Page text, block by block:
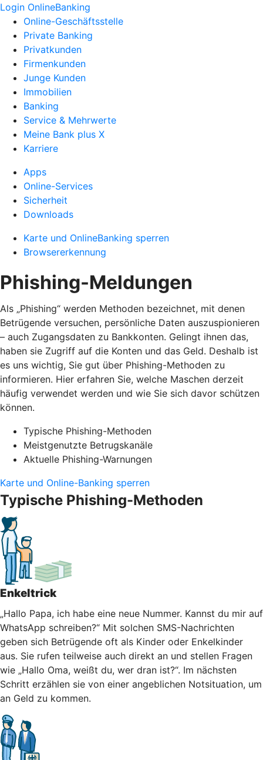
Login OnlineBanking
Online-Geschäftsstelle
Private Banking
Privatkunden
Firmenkunden
Junge Kunden
Immobilien
Banking
Service & Mehrwerte
Meine Bank plus X
Karriere
Apps
Online-Services
Sicherheit
Downloads
Karte und OnlineBanking sperren
Browsererkennung
Phishing-Meldungen
Als „Phishing“ werden Methoden bezeichnet, mit denen
Betrügende versuchen, persönliche Daten auszuspionieren
– auch Zugangsdaten zu Bankkonten. Gelingt ihnen das,
haben sie Zugriff auf die Konten und das Geld. Deshalb ist
es uns wichtig, Sie gut über Phishing-Methoden zu
informieren. Hier erfahren Sie, welche Maschen derzeit
häufig verwendet werden und wie Sie sich davor schützen
können.
Typische Phishing-Methoden
Meistgenutzte Betrugskanäle
Aktuelle Phishing-Warnungen
Karte und Online-Banking sperren
Typische Phishing-Methoden
Enkeltrick
„Hallo Papa, ich habe eine neue Nummer. Kannst du mir auf
WhatsApp schreiben?“ Mit solchen SMS-Nachrichten
geben sich Betrügende oft als Kinder oder Enkelkinder
aus. Sie rufen teilweise auch direkt an und stellen Fragen
wie „Hallo Oma, weißt du, wer dran ist?“. Im nächsten
Schritt erzählen sie von einer angeblichen Notsituation, um
an Geld zu kommen.